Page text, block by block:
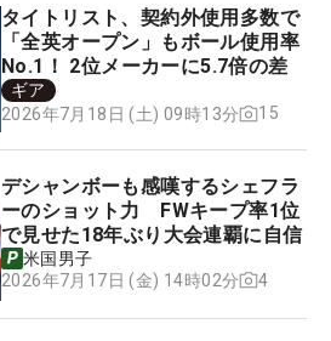
タイトリスト、契約外使用多数で
「全英オープン」もボール使用率
No.1！ 2位メーカーに5.7倍の差
ギア
2026年7月18日 (土) 09時13分
15
デシャンボーも感嘆するシェフラ
ーのショット力 FWキープ率1位
で見せた18年ぶり大会連覇に自信
米国男子
2026年7月17日 (金) 14時02分
4